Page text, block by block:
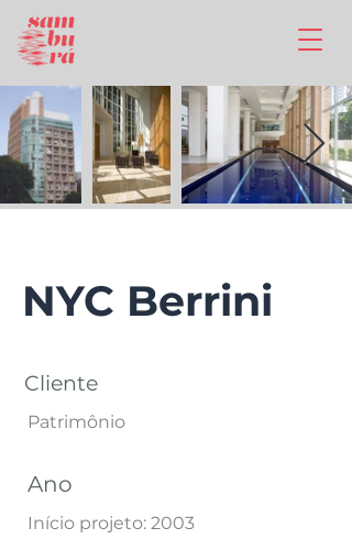
NYC Berrini
Cliente
Patrimônio
Ano
Início projeto: 2003